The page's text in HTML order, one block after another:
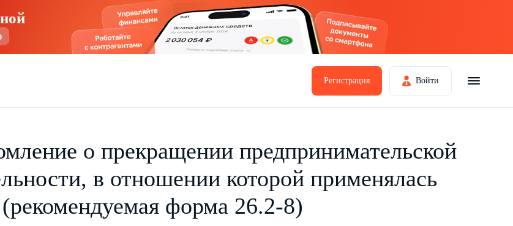
Регистрация Войти
о прекращении предпринимательской
в отношении которой применялась
форма 26.2-8)